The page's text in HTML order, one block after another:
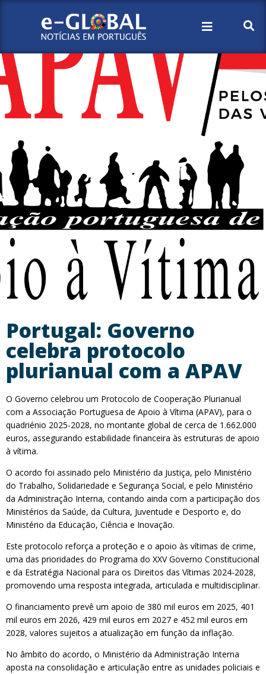
Portugal: Governo
celebra protocolo
plurianual com a APAV
O Governo celebrou um Protocolo de Cooperação Plurianual
com a Associação Portuguesa de Apoio à Vítima (APAV), para o
quadriénio 2025-2028, no montante global de cerca de 1.662.000
euros, assegurando estabilidade financeira às estruturas de apoio
à vítima.
O acordo foi assinado pelo Ministério da Justiça, pelo Ministério
do Trabalho, Solidariedade e Segurança Social, e pelo Ministério
da Administração Interna, contando ainda com a participação dos
Ministérios da Saúde, da Cultura, Juventude e Desporto e, do
Ministério da Educação, Ciência e Inovação.
Este protocolo reforça a proteção e o apoio às vítimas de crime,
uma das prioridades do Programa do XXV Governo Constitucional
e da Estratégia Nacional para os Direitos das Vítimas 2024-2028,
promovendo uma resposta integrada, articulada e multidisciplinar.
O financiamento prevê um apoio de 380 mil euros em 2025, 401
mil euros em 2026, 429 mil euros em 2027 e 452 mil euros em
2028, valores sujeitos a atualização em função da inflação.
No âmbito do acordo, o Ministério da Administração Interna
aposta na consolidação e articulação entre as unidades policiais e